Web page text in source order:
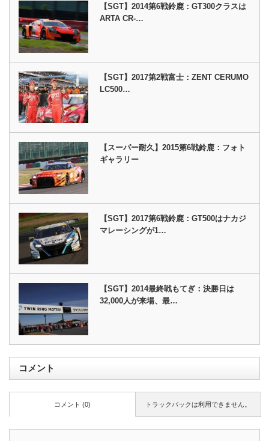
【SGT】2014第6戦鈴鹿：GT300クラスは
ARTA CR-…
【SGT】2017第2戦富士：ZENT CERUMO
LC500…
【スーパー耐久】2015第6戦鈴鹿：フォト
ギャラリー
【SGT】2017第6戦鈴鹿：GT500はナカジ
マレーシングが1…
【SGT】2014最終戦もてぎ：決勝日は
32,000人が来場、最…
コメント
トラックバックは利用できません。
コメント (0)